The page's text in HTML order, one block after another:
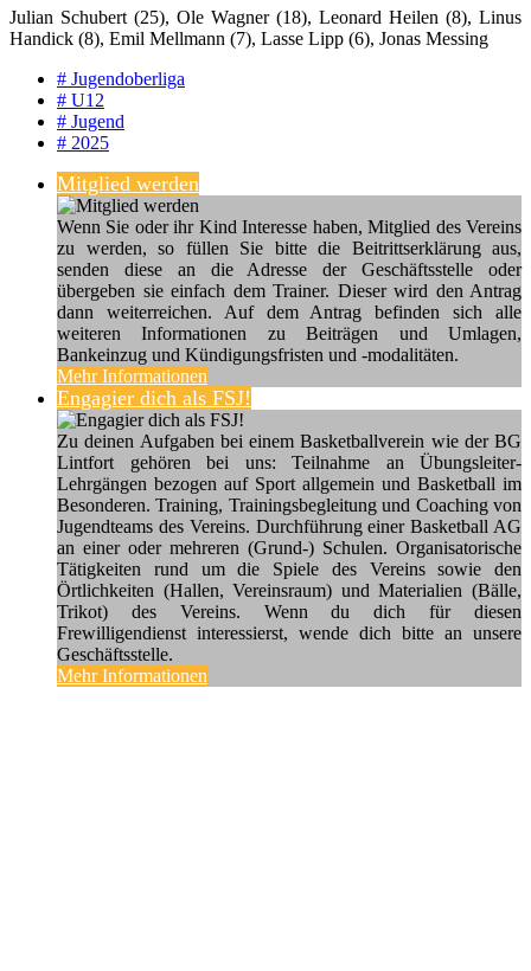
Julian Schubert (25), Ole Wagner (18), Leonard Heilen (8), Linus
Handick (8), Emil Mellmann (7), Lasse Lipp (6), Jonas Messing
# Jugendoberliga
# U12
# Jugend
# 2025
Mitglied werden
Wenn Sie oder ihr Kind Interesse haben, Mitglied des Vereins
zu werden, so füllen Sie bitte die Beitrittserklärung aus,
senden diese an die Adresse der Geschäftsstelle oder
übergeben sie einfach dem Trainer. Dieser wird den Antrag
dann weiterreichen. Auf dem Antrag befinden sich alle
weiteren Informationen zu Beiträgen und Umlagen,
Bankeinzug und Kündigungsfristen und -modalitäten.
Mehr Informationen
Engagier dich als FSJ!
Zu deinen Aufgaben bei einem Basketballverein wie der BG
Lintfort gehören bei uns: Teilnahme an Übungsleiter-
Lehrgängen bezogen auf Sport allgemein und Basketball im
Besonderen. Training, Trainingsbegleitung und Coaching von
Jugendteams des Vereins. Durchführung einer Basketball AG
an einer oder mehreren (Grund-) Schulen. Organisatorische
Tätigkeiten rund um die Spiele des Vereins sowie den
Örtlichkeiten (Hallen, Vereinsraum) und Materialien (Bälle,
Trikot) des Vereins. Wenn du dich für diesen
Frewilligendienst interessierst, wende dich bitte an unsere
Geschäftsstelle.
Mehr Informationen